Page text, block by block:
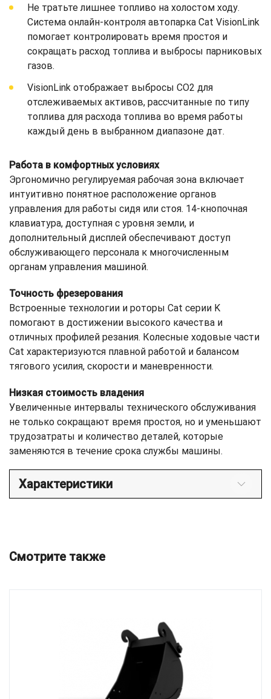
Не тратьте лишнее топливо на холостом ходу.
Система онлайн-контроля автопарка Cat VisionLink
помогает контролировать время простоя и
сокращать расход топлива и выбросы парниковых
газов.
VisionLink отображает выбросы CO2 для
отслеживаемых активов, рассчитанные по типу
топлива для расхода топлива во время работы
каждый день в выбранном диапазоне дат.
Работа в комфортных условиях
Эргономично регулируемая рабочая зона включает
интуитивно понятное расположение органов
управления для работы сидя или стоя. 14-кнопочная
клавиатура, доступная с уровня земли, и
дополнительный дисплей обеспечивают доступ
обслуживающего персонала к многочисленным
органам управления машиной.
Точность фрезерования
Встроенные технологии и роторы Cat серии K
помогают в достижении высокого качества и
отличных профилей резания. Колесные ходовые части
Cat характеризуются плавной работой и балансом
тягового усилия, скорости и маневренности.
Низкая стоимость владения
Увеличенные интервалы технического обслуживания
не только сокращают время простоя, но и уменьшают
трудозатраты и количество деталей, которые
заменяются в течение срока службы машины.
Характеристики
Смотрите также